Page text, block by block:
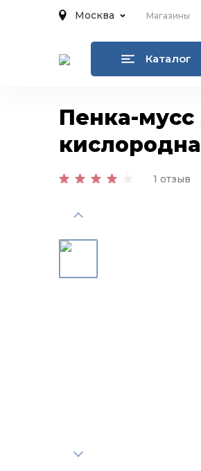
Москва Магазины
Каталог
Пенка-
1 отзыв